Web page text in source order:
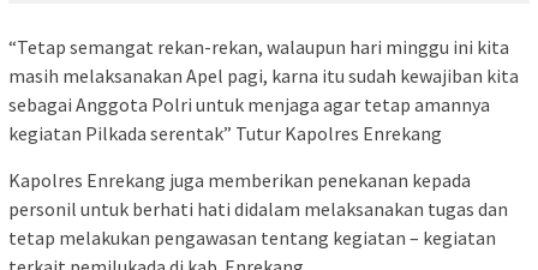
“Tetap semangat rekan-rekan, walaupun hari minggu ini kita
masih melaksanakan Apel pagi, karna itu sudah kewajiban kita
sebagai Anggota Polri untuk menjaga agar tetap amannya
kegiatan Pilkada serentak” Tutur Kapolres Enrekang
Kapolres Enrekang juga memberikan penekanan kepada
personil untuk berhati hati didalam melaksanakan tugas dan
tetap melakukan pengawasan tentang kegiatan – kegiatan